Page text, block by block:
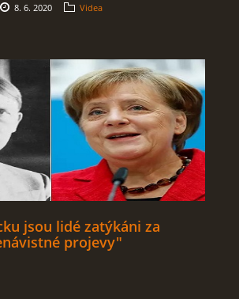
8. 6. 2020 Videa
jsou lidé zatýkáni za
projevy"